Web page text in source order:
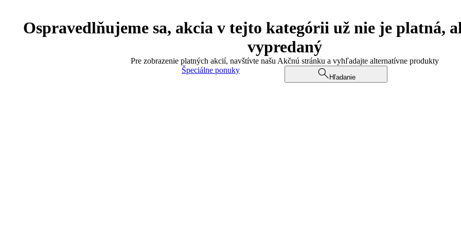
Ospravedlňujeme sa, akcia v tejto kategórii už nie je platná,
vypredaný
Pre zobrazenie platných akcií, navštívte našu Akčnú stránku a vyhľadajte alternatívne produkty
Špeciálne ponuky
Hľadanie